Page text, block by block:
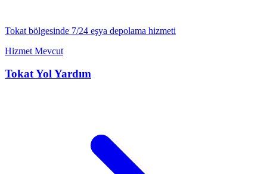
Tokat bölgesinde 7/24 eşya depolama hizmeti
Hizmet Mevcut
TokatYol Yardım